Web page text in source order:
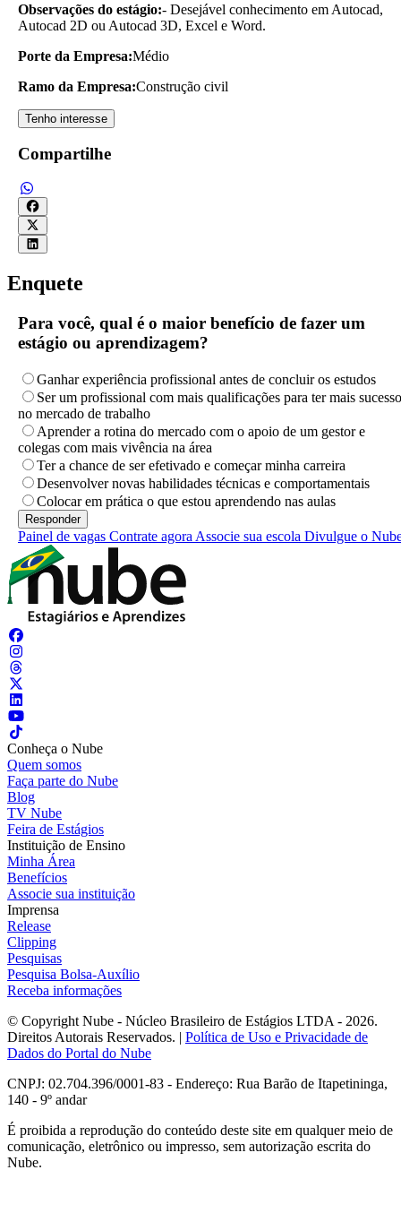
Observações do estágio:- Desejável conhecimento em Autocad,
Autocad 2D ou Autocad 3D, Excel e Word.
Porte da Empresa:Médio
Ramo da Empresa:Construção civil
Tenho interesse
Compartilhe
Enquete
Para você, qual é o maior benefício de fazer um
estágio ou aprendizagem?
Ganhar experiência profissional antes de concluir os estudos
Ser um profissional com mais qualificações para ter mais sucesso
no mercado de trabalho
Aprender a rotina do mercado com o apoio de um gestor e
colegas com mais vivência na área
Ter a chance de ser efetivado e começar minha carreira
Desenvolver novas habilidades técnicas e comportamentais
Colocar em prática o que estou aprendendo nas aulas
Painel de vagas Contrate agora Associe sua escola Divulgue o
Conheça o Nube
Quem somos
Faça parte do Nube
Blog
TV Nube
Feira de Estágios
Instituição de Ensino
Minha Área
Benefícios
Associe sua instituição
Imprensa
Release
Clipping
Pesquisas
Pesquisa Bolsa-Auxílio
Receba informações
© Copyright Nube - Núcleo Brasileiro de Estágios LTDA - 2026.
Direitos Autorais Reservados. | Política de Uso e Privacidade de
Dados do Portal do Nube
CNPJ: 02.704.396/0001-83 - Endereço: Rua Barão de Itapetininga,
140 - 9º andar
É proibida a reprodução do conteúdo deste site em qualquer meio de
comunicação, eletrônico ou impresso, sem autorização escrita do
Nube.